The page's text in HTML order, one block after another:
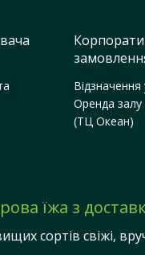
Оренда
(ТЦ Океан)
їжа з
сортів свіжі,